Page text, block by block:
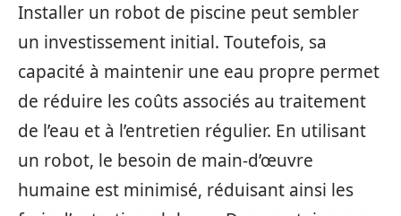
Installer un robot de piscine peut sembler
un investissement initial. Toutefois, sa
capacité à maintenir une eau propre permet
de réduire les coûts associés au traitement
de l’eau et à l’entretien régulier. En utilisant
un robot, le besoin de main-d’œuvre
humaine est minimisé, réduisant ainsi les